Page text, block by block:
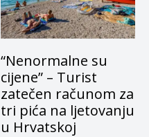
“Nenormalne su
cijene” – Turist
zatečen računom za
tri pića na ljetovanju
u Hrvatskoj